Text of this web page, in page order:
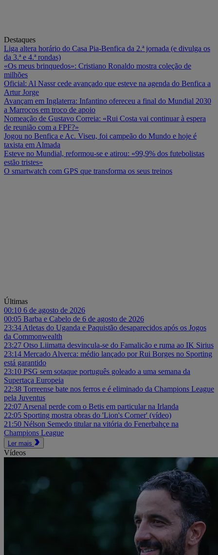
Destaques
Liga altera horário do Casa Pia-Benfica da 2.ª jornada (e divulga os
da 3.ª e 4.ª rondas)
«Os meus brinquedos»: Cristiano Ronaldo mostra coleção de
milhões
Oficial: Al Nassr cede avançado que esteve na agenda do Benfica a
Artur Jorge
Avançam em Inglaterra: Infantino ofereceu a final do Mundial 2030
a Marrocos em troco de apoio
Nomeação de Gustavo Correia: «Rui Costa vai continuar à espera
de reunião com a FPF?»
Jogou no Benfica e Ac. Viseu, foi campeão do Mundo e hoje é
taxista em Almada
Esteve no Mundial, reformou-se e atirou: «99,9% dos futebolistas
estão tristes»
O smartwatch com GPS que transforma os seus treinos
Últimas
00:10 6 de agosto de 2026
00:05 Barba e Cabelo de 6 de agosto de 2026
23:34 Atletas do Uganda e Paquistão desaparecidos após os Jogos
da Commonwealth
23:27 Otso Liimatta desvincula-se do Famalicão e ruma ao IK Sirius
23:14 Mercado Alverca: médio lançado por Rui Borges no Sporting
está garantido
23:10 PSG sem sotaque português goleado a uma semana da
Supertaça Europeia
22:38 Torreense bate nos ferros e é eliminado da Champions League
pela Juventus
22:07 Arsenal perde com o Betis em particular na Irlanda
22:05 Sporting mostra obras do 'Lion's Corner' (vídeo)
21:50 Nélson Semedo titular na vitória do Fenerbahçe na
Champions League
Ler mais
Vídeos